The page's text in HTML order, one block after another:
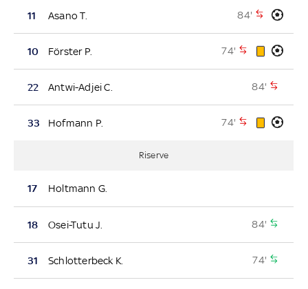
11 Asano T. 84'
10 Förster P. 74'
22 Antwi-Adjei C. 84'
33 Hofmann P. 74'
Riserve
17 Holtmann G.
18 Osei-Tutu J. 84'
31 Schlotterbeck K. 74'